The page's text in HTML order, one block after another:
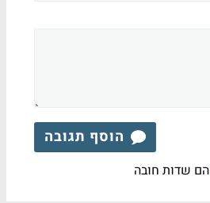
הוסף תגובה
הם שדות חובה